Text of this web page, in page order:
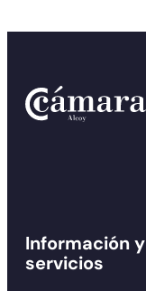
Información y
servicios